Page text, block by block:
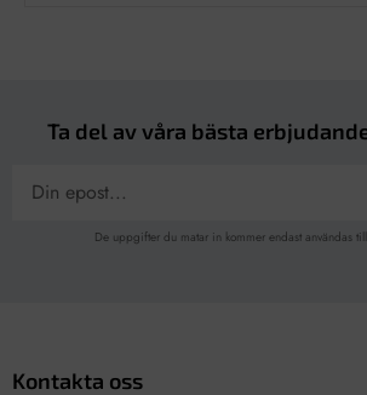
Ta del av våra bästa
De uppgifter du matar in kommer endast användas till
Kontakta oss